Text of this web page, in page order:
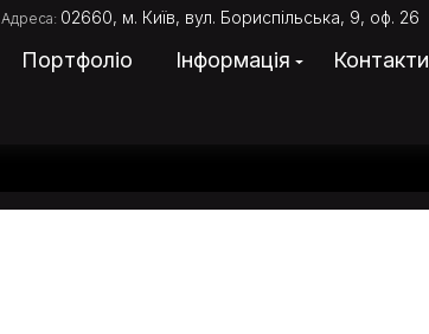
Адреса: 02660, м. Київ, вул. Бориспільська, 9, оф. 26
Портфоліо Інформація Контакти